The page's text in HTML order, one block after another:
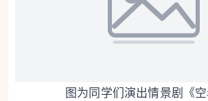
图为同学们演出情景剧《空